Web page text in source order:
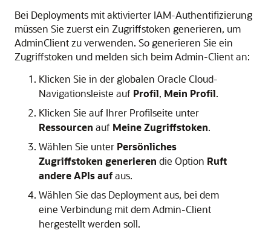
Bei Deployments mit aktivierter IAM-Authentifizierung
müssen Sie zuerst ein Zugriffstoken generieren, um
AdminClient zu verwenden. So generieren Sie ein
Zugriffstoken und melden sich beim Admin-Client an:
Klicken Sie in der globalen Oracle Cloud-
Navigationsleiste auf Profil, Mein Profil.
Klicken Sie auf Ihrer Profilseite unter
Ressourcen auf Meine Zugriffstoken.
Wählen Sie unter Persönliches
Zugriffstoken generieren die Option Ruft
andere APIs aufaus.
Wählen Sie das Deployment aus, bei dem
eine Verbindung mit demAdmin-Client
hergestellt werden soll.